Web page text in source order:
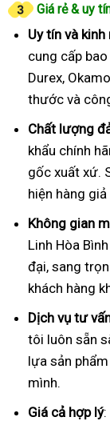
Giá rẻ & uy
Uy tín và
cung cấp
Durex,
thước và
Chất lượng
khẩu chính
gốc xuất xứ.
hiện hàng
Không gian
Linh Hòa
đại, sang
khách hàng
Dịch vụ tư
tôi luôn sẵn
lựa sản
mình.
Giá cả hợp lý: